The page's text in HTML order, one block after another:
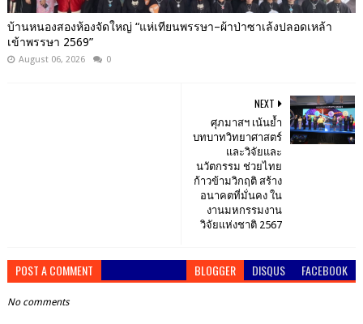
บ้านหนองสองห้องจัดใหญ่ “แห่เทียนพรรษา–ผ้าป่าซาเล้งปลอดเหล้า
เข้าพรรษา 2569”
August 06, 2026 0
NEXT
ศุภมาสฯ เน้นย้ำ
บทบาทวิทยาศาสตร์
และวิจัยและ
นวัตกรรม ช่วยไทย
ก้าวข้ามวิกฤติ สร้าง
อนาคตที่มั่นคง ใน
งานมหกรรมงาน
วิจัยแห่งชาติ 2567
POST A COMMENT BLOGGER DISQUS FACEBOOK
No comments